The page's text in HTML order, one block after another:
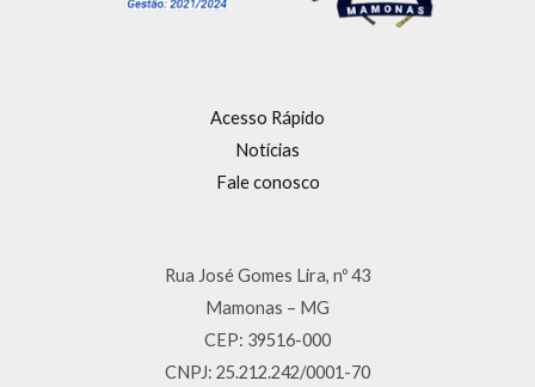
Acesso Rápido
Notícias
Fale conosco
Rua José Gomes Lira, nº 43
Mamonas – MG
CEP: 39516-000
CNPJ: 25.212.242/0001-70